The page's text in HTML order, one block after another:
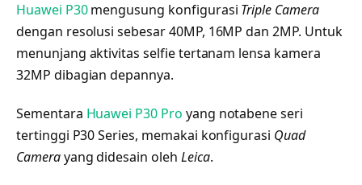
Huawei P30mengusung konfigurasi Triple Camera
dengan resolusi sebesar 40MP, 16MP dan 2MP. Untuk
menunjang aktivitas selfie tertanam lensa kamera
32MP dibagian depannya.
Sementara Huawei P30 Pro yang notabene seri
tertinggi P30 Series, memakai konfigurasi Quad
Camerayang didesain oleh Leica.